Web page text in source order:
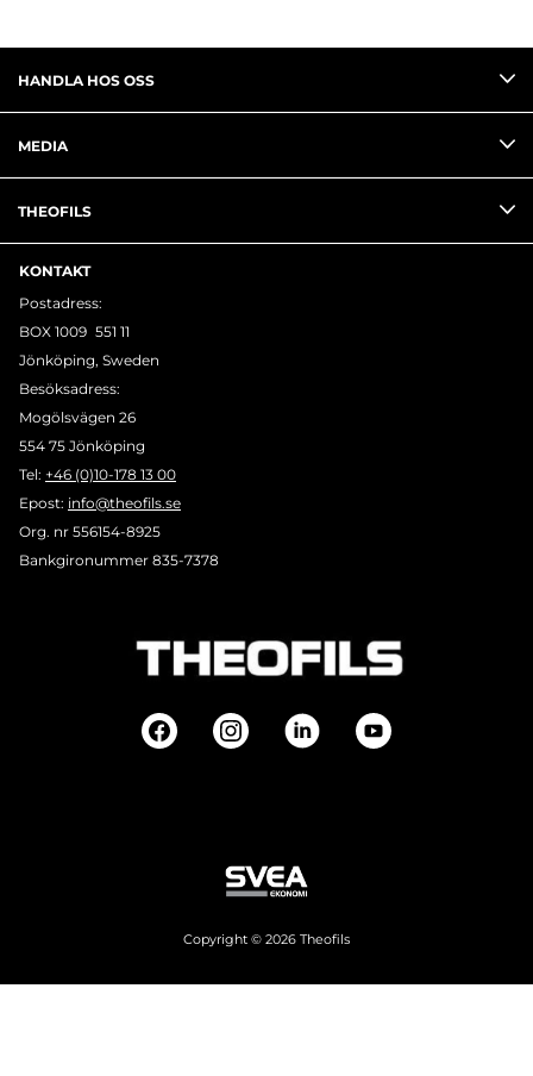
HANDLA HOS OSS
MEDIA
THEOFILS
KONTAKT
Postadress:
BOX 1009 551 11
Jönköping, Sweden
Besöksadress:
Mogölsvägen 26
554 75 Jönköping
Tel: +46 (0)10-178 13 00
Epost: info@theofils.se
Org. nr 556154-8925
Bankgironummer 835-7378
Copyright © 2026 Theofils